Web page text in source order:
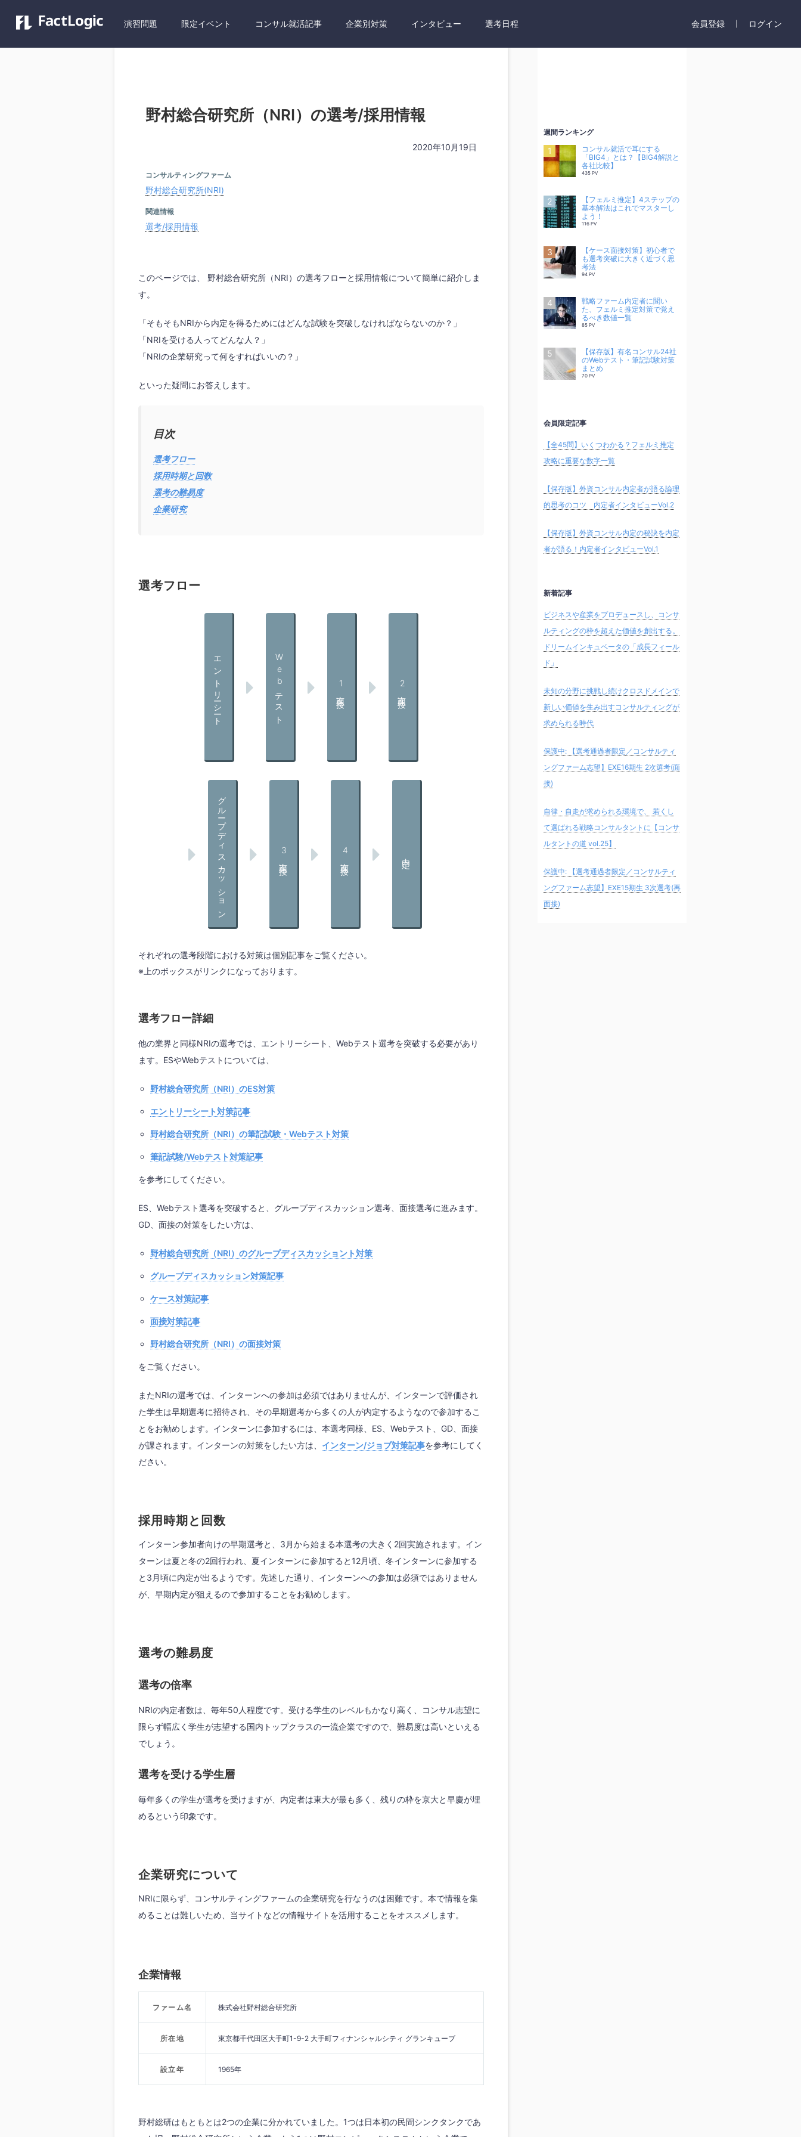
演習問題 限定イベント コンサル就活記事 企業別対策 インタビュー 選考日程 会員登録 ログイン
野村総合研究所（NRI）の選考/採用情報
2020年10月19日
コンサルティングファーム
野村総合研究所(NRI)
関連情報
選考/採用情報
このページでは、 野村総合研究所（NRI）の選考フローと採用情報について簡単に紹介しま
す。
「そもそもNRIから内定を得るためにはどんな試験を突破しなければならないのか？」
「NRIを受ける人ってどんな人？」
「NRIの企業研究って何をすればいいの？」
といった疑問にお答えします。
目次
選考フロー
採用時期と回数
選考の難易度
企業研究
選考フロー
エントリーシート Webテスト 1次面接 2次面接
グループディスカッション 3次面接 4次面接
それぞれの選考段階における対策は個別記事をご覧ください。
※上のボックスがリンクになっております。
選考フロー詳細
他の業界と同様NRIの選考では、エントリーシート、Webテスト選考を突破する必要があり
ます。ESやWebテストについては、
野村総合研究所（NRI）のES対策
エントリーシート対策記事
野村総合研究所（NRI）の筆記試験・Webテスト対策
筆記試験/Webテスト対策記事
を参考にしてください。
ES、Webテスト選考を突破すると、グループディスカッション選考、面接選考に進みます。
GD、面接の対策をしたい方は、
野村総合研究所（NRI）のグループディスカッショント対策
グループディスカッション対策記事
ケース対策記事
面接対策記事
野村総合研究所（NRI）の面接対策
をご覧ください。
またNRIの選考では、インターンへの参加は必須ではありませんが、インターンで評価され
た学生は早期選考に招待され、その早期選考から多くの人が内定するようなので参加するこ
とをお勧めします。インターンに参加するには、本選考同様、ES、Webテスト、GD、面接
が課されます。インターンの対策をしたい方は、 インターン/ジョブ対策記事を参考にしてく
ださい。
採用時期と回数
インターン参加者向けの早期選考と、3月から始まる本選考の大きく2回実施されます。イン
ターンは夏と冬の2回行われ、夏インターンに参加すると12月頃、冬インターンに参加する
と3月頃に内定が出るようです。先述した通り、インターンへの参加は必須ではありません
が、早期内定が狙えるので参加することをお勧めします。
選考の難易度
選考の倍率
NRIの内定者数は、毎年50人程度です。受ける学生のレベルもかなり高く、コンサル志望に
限らず幅広く学生が志望する国内トップクラスの一流企業ですので、難易度は高いといえる
でしょう。
選考を受ける学生層
毎年多くの学生が選考を受けますが、内定者は東大が最も多く、残りの枠を京大と早慶が埋
めるという印象です。
企業研究について
NRIに限らず、コンサルティングファームの企業研究を行なうのは困難です。本で情報を集
めることは難しいため、当サイトなどの情報サイトを活用することをオススメします。
企業情報
ファーム名 株式会社野村総合研究所
所在地 東京都千代田区大手町1-9-2 大手町フィナンシャルシティ グランキューブ
設立年 1965年
野村総研はもともとは2つの企業に分かれていました。1つは日本初の民間シンクタンクであ
週間ランキング
コンサル就活で耳にする
「BIG4」とは？【BIG4解説と
各社比較】
435 PV
【フェルミ推定】4ステップの
基本解法はこれでマスターし
よう！
116 PV
【ケース面接対策】初心者で
も選考突破に大きく近づく思
考法
94 PV
戦略ファーム内定者に聞い
た、フェルミ推定対策で覚え
るべき数値一覧
85 PV
【保存版】有名コンサル24社
のWebテスト・筆記試験対策
まとめ
70 PV
会員限定記事
【全45問】いくつわかる？フェルミ推定
攻略に重要な数字一覧
【保存版】外資コンサル内定者が語る論理
的思考のコツ 内定者インタビューVol.2
【保存版】外資コンサル内定の秘訣を内定
者が語る！内定者インタビューVol.1
新着記事
ビジネスや産業をプロデュースし、コンサ
ルティングの枠を超えた価値を創出する。
ドリームインキュベータの「成長フィール
ド」
未知の分野に挑戦し続けクロスドメインで
新しい価値を生み出すコンサルティングが
求められる時代
保護中: 【選考通過者限定／コンサルティ
ングファーム志望】EXE16期生 2次選考(面
接)
自律・自走が求められる環境で、 若くし
て選ばれる戦略コンサルタントに【コンサ
ルタントの道 vol.25】
保護中: 【選考通過者限定／コンサルティ
ングファーム志望】EXE15期生 3次選考(再
面接)